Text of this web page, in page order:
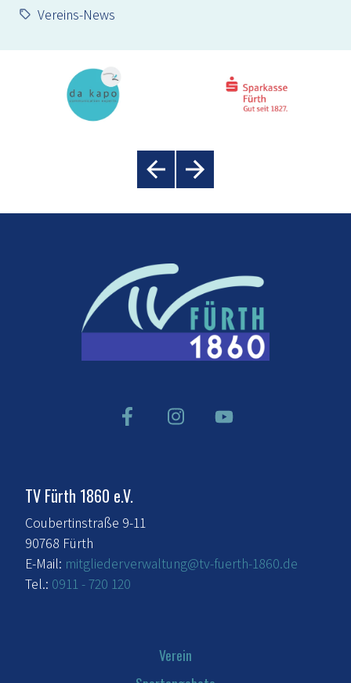
Vereins-News
TV Fürth 1860 e.V.
Coubertinstraße 9-11
90768 Fürth
E-Mail: mitgliederverwaltung@tv-fuerth-1860.de
Tel.: 0911 - 720 120
Verein